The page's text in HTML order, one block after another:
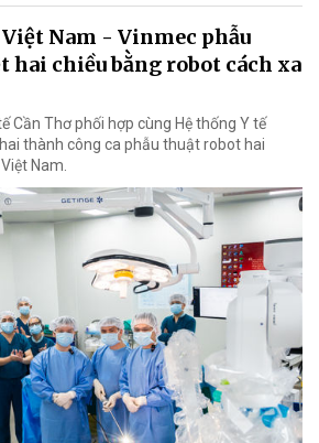
Nam - Vinmec phẫu
hai chiều bằng robot cách xa
Cần Thơ phối hợp cùng Hệ thống Y tế
thành công ca phẫu thuật robot hai
Nam.